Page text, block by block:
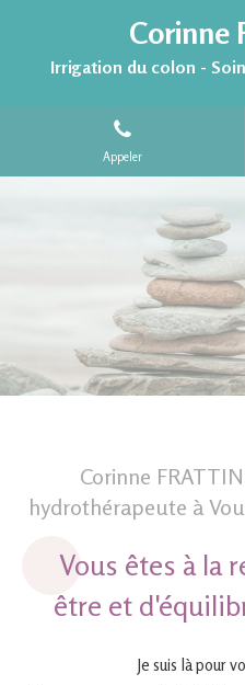
Corinne
Irrigation du colon -
Appeler
Corinne
hydrothérapeute à
Vous êtes à la
être et
Je suis là pour